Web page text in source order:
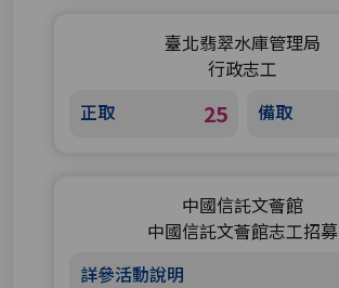
臺北翡翠水庫管理局
行政志工
正取
25 備取
中國信託文薈館
中國信託文薈館志工招募
詳參活動說明